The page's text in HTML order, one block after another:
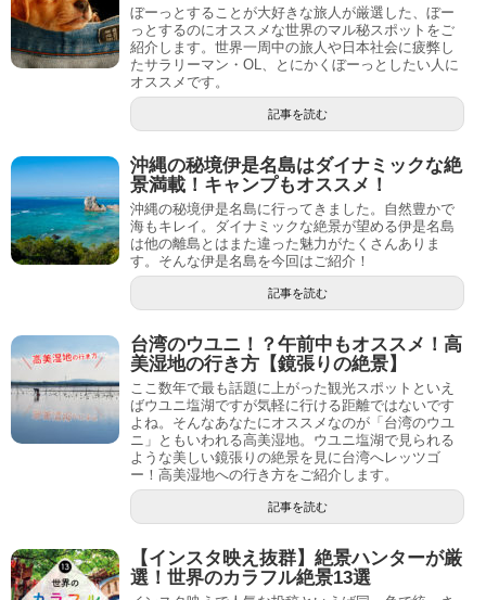
ぼーっとすることが大好きな旅人が厳選した、ぼー
っとするのにオススメな世界のマル秘スポットをご
紹介します。世界一周中の旅人や日本社会に疲弊し
たサラリーマン・OL、とにかくぼーっとしたい人に
オススメです。
記事を読む
沖縄の秘境伊是名島はダイナミックな絶
景満載！キャンプもオススメ！
沖縄の秘境伊是名島に行ってきました。自然豊かで
海もキレイ。ダイナミックな絶景が望める伊是名島
は他の離島とはまた違った魅力がたくさんありま
す。そんな伊是名島を今回はご紹介！
記事を読む
台湾のウユニ！？午前中もオススメ！高
美湿地の行き方【鏡張りの絶景】
ここ数年で最も話題に上がった観光スポットといえ
ばウユニ塩湖ですが気軽に行ける距離ではないです
よね。そんなあなたにオススメなのが「台湾のウユ
ニ」ともいわれる高美湿地。ウユニ塩湖で見られる
ような美しい鏡張りの絶景を見に台湾へレッツゴ
ー！高美湿地への行き方をご紹介します。
記事を読む
【インスタ映え抜群】絶景ハンターが厳
選！世界のカラフル絶景13選